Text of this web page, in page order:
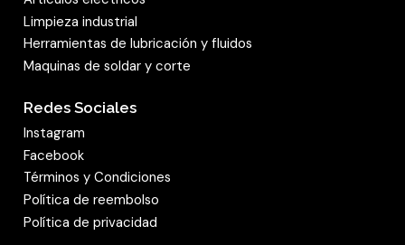
Limpieza industrial
Herramientas de lubricación y fluidos
Maquinas de soldar y corte
Redes Sociales
Instagram
Facebook
Términos y Condiciones
Política de reembolso
Política de privacidad